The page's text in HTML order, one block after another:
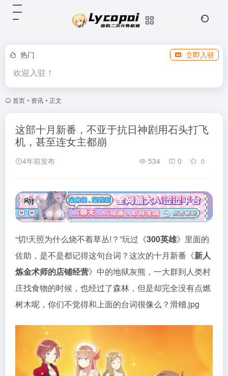
热门 立即入驻
欢迎入驻！
首页 • 资讯 • 正文
这部十月新番，不亚于抗日神剧用石头打飞
机，甚至连女主都崩
4年前发布 534 0 0
“切!天照为什么烧不着草丛!？”玩过《300英雄》里面的
佐助，是不是都记得这句台词？这次的十月新番《新人
炼金术师的店铺经营》中的地狱灰熊，一大群到人类村
庄找食物的时候，也经过了森林，但是却完全没有点燃
树木呢，你们不觉得和上面的台词很像么？滑稽.jpg